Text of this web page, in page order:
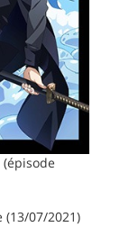
07/2021)